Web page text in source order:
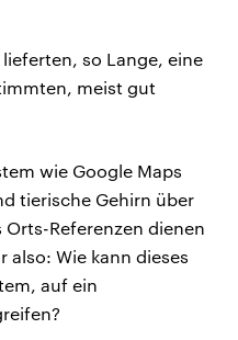
so Lange, eine
meist gut
wie Google Maps
tierische Gehirn über
Referenzen dienen
also: Wie kann dieses
auf ein